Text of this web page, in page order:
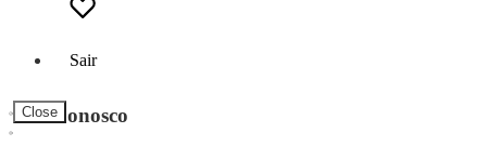
Sair
Close
Fale Conosco